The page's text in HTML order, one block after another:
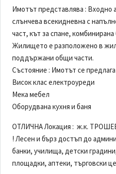
Имотът представлява : Входно
слънчева всекидневна с
част, кът за спане, комбинирана
Жилището е разположено в
поддържани общи части.
Състояние : Имотът се
Висок клас електроуреди
Мека мебел
Оборудвана кухня и баня
ОТЛИЧНА Локация : ж.к.
! Лесен и бърз достъп до
банки, училища, детски
площадки, аптеки, търговски